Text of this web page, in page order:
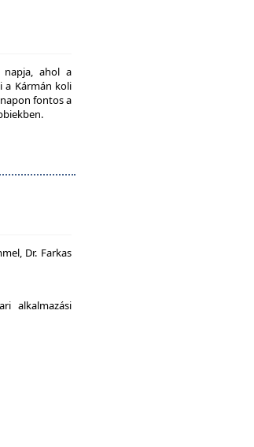
napja, ahol a
a Kármán koli
fontos a
Dr. Farkas
alkalmazási